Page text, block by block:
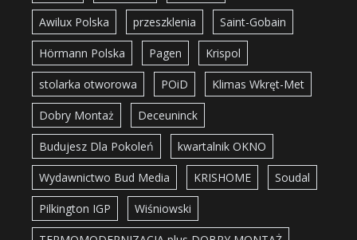
Awilux Polska przeszklenia Saint-Gobain
Hörmann Polska Pagen Krispol
stolarka otworowa POiD Klimas Wkręt-Met
Dobry Montaż Deceuninck
Budujesz Dla Pokoleń kwartalnik OKNO
Wydawnictwo Bud Media KRISHOME Soudal
Pilkington IGP Wiśniowski